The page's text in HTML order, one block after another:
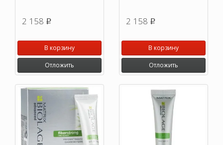
2 158 p
В корзину
Отложить
2 158 p
В корзину
Отложить